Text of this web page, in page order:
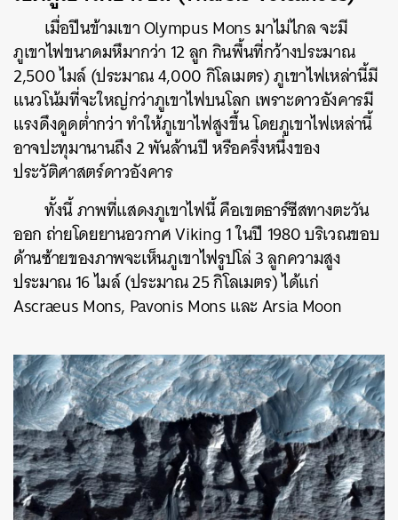
เมื่อปีนข้ามเขา Olympus Mons มาไม่ไกล จะมี
ภูเขาไฟขนาดมหึมากว่า 12 ลูก กินพื้นที่กว้างประมาณ
2,500 ไมล์ (ประมาณ 4,000 กิโลเมตร) ภูเขาไฟเหล่านี้มี
แนวโน้มที่จะใหญ่กว่าภูเขาไฟบนโลก เพราะดาวอังคารมี
แรงดึงดูดต่ำกว่า ทำให้ภูเขาไฟสูงขึ้น โดยภูเขาไฟเหล่านี้
อาจปะทุมานานถึง 2 พันล้านปี หรือครึ่งหนึ่งของ
ประวัติศาสตร์ดาวอังคาร
ทั้งนี้ ภาพที่แสดงภูเขาไฟนี้ คือเขตธาร์ซีสทางตะวัน
ออก ถ่ายโดยยานอวกาศ Viking 1 ในปี 1980 บริเวณขอบ
ด้านซ้ายของภาพจะเห็นภูเขาไฟรูปโล่ 3 ลูกความสูง
ประมาณ 16 ไมล์ (ประมาณ 25 กิโลเมตร) ได้แก่
Ascraeus Mons, Pavonis Mons และ Arsia Moon